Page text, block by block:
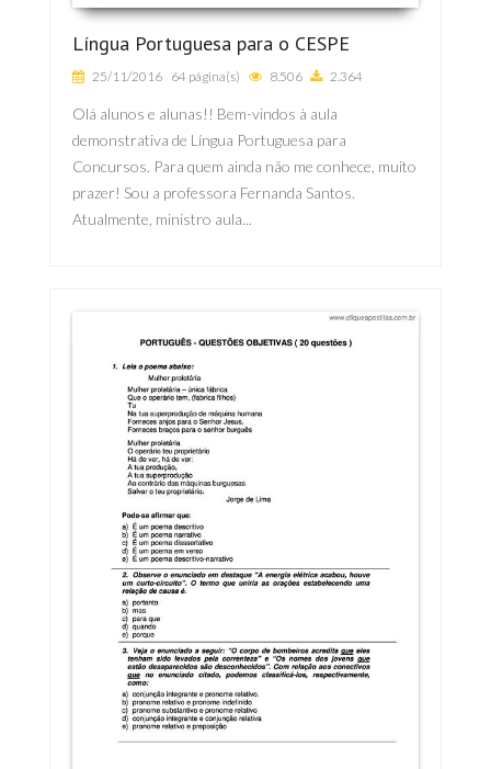
Língua Portuguesa para o CESPE
25/11/2016 64 página(s) 8.506 2.364
Olá alunos e alunas!! Bem-vindos à aula
demonstrativa de Língua Portuguesa para
Concursos. Para quem ainda não me conhece, muito
prazer! Sou a professora Fernanda Santos.
Atualmente, ministro aula...